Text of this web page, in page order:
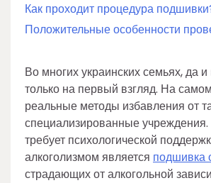
Как проходит процедура
Положительные особенности
Во многих украинских семьях, да
только на первый взгляд. На
реальные методы избавления от
специализированные
требует психологической
алкоголизмом является подшивка
страдающих от алкогольной